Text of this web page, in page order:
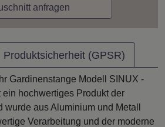
anfragen
Produktsicherheit (GPSR)
Gardinenstange Modell SINUX -
hochwertiges Produkt der
wurde aus Aluminium und Metall
Verarbeitung und der moderne